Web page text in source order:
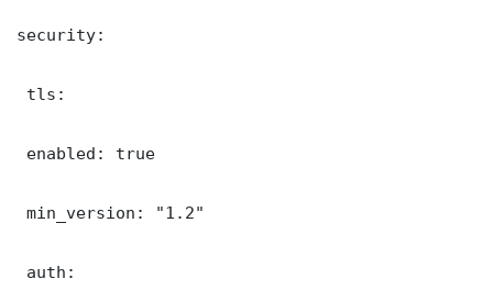
security:
tls:
enabled: true
min_version: "1.2"
auth: